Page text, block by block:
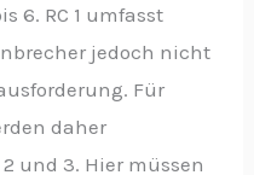
6. RC 1 umfasst
jedoch nicht
Für
daher
und 3. Hier müssen